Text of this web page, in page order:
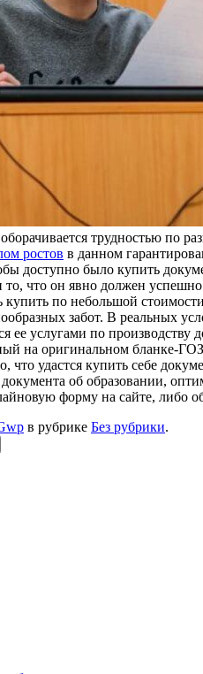
трудностью по
ростов в данном
доступно было купить
то, что он явно должен
по небольшой
забот. В реальных
услугами по производству
на оригинальном бланке-
что удастся купить себе
об образовании,
форму на сайте,
в рубрике Без рубрики.